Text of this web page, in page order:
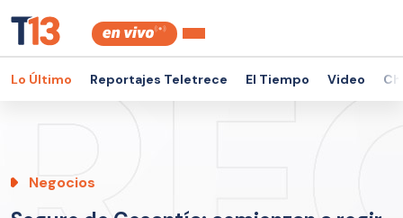
Lo Último Reportajes Teletrece El Tiempo Video
Negocios